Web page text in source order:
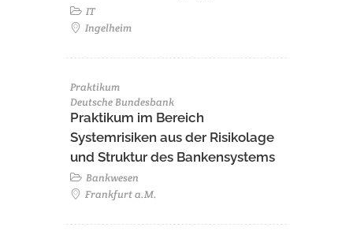
IT
Ingelheim
Praktikum
Deutsche Bundesbank
Praktikum im Bereich
Systemrisiken aus der Risikolage
und Struktur des Bankensystems
Bankwesen
Frankfurt a.M.